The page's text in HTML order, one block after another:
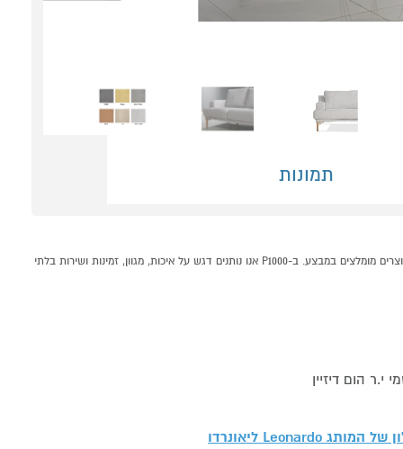
תמונות
מערכת ישיבה 2+3 אופנתית ומעוצבת LEONARDO קונים אונליין בקטגוריית מערכות ישיבה לסלון במחלקת רהיטים לבית בP1000 - אתר קניות ישראלי בטוח, משתלם ונוח המציע מוצרים מומלצים במבצע. ב-P1000 אנו נותנים דגש על איכות, מגוון, זמינות ושירות בלתי
י.ר הום דיזיין
של המותג Leonardo ליאונרדו